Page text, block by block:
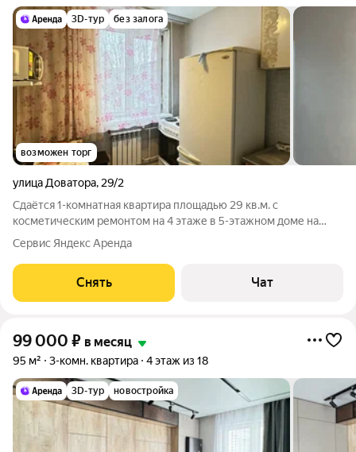
3D-тур без залога
возможен торг
улица Доватора, 29/2
Сдаётся 1-комнатная квартира площадью 29 кв.м. с
косметическим ремонтом на 4 этаже в 5-этажном доме на
срок от 11 месяцев. Из техники есть: Телевизор Духовой шкаф
Стиральная машина Холодильник Микроволновка Дом -
панельный, окна выходят во двор.
Сервис Яндекс Аренда
Снять Чат
99 000 ₽ в месяц
95 м² 3-комн. квартира 4 этаж из 18
3D-тур новостройка